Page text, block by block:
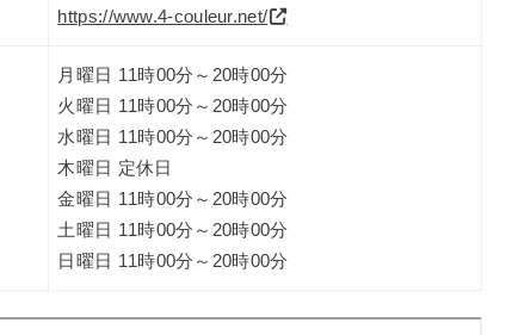
https://www.4-couleur.net/
月曜日 11時00分～20時00分
火曜日 11時00分～20時00分
水曜日 11時00分～20時00分
木曜日 定休日
金曜日 11時00分～20時00分
土曜日 11時00分～20時00分
日曜日 11時00分～20時00分